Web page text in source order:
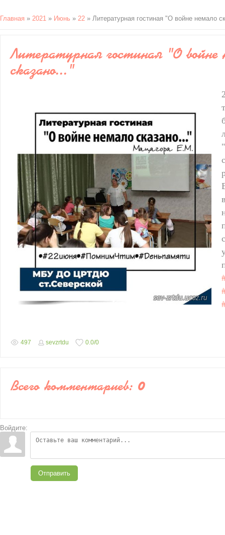
Главная » 2021 » Июнь » 22 » Литературная гостиная "О войне немало
Литературная гостиная "О войне
сказано..."
497 sevzrtdu 0.0/0
Всего комментариев: 0
Войдите:
Отправить